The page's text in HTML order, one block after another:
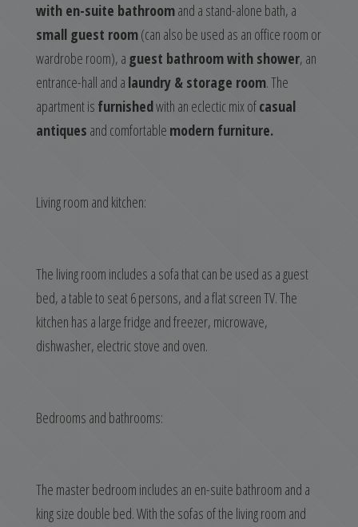
with en-suite bathroomand a stand-alone bath, a
small guest room(can also be used as an office room or
wardrobe room), a guest bathroom with shower, an
entrance-hall and a laundry & storage room. The
apartment is furnishedwith an eclectic mix ofcasual
antiques and comfortable modern furniture.
Living room and kitchen:
The living room includes a sofa that can be used as a guest
bed, a table to seat 6 persons, and a flat screen TV. The
kitchen has a large fridge and freezer, microwave,
dishwasher, electric stove and oven.
Bedrooms and bathrooms:
The master bedroom includes an en-suite bathroom and a
king size double bed. With the sofas of the living room and